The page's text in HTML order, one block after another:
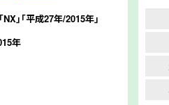
NX｣｢平成27年/2015年｣
年